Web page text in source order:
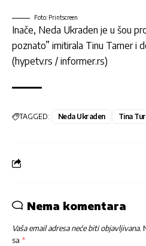
Foto: Printscreen
Inače, Neda Ukraden je u šou
poznato” imitirala Tinu Tarner i
(hypetv.rs / informer.rs)
TAGGED: Neda Ukraden Tina
Nema komentara
Vaša email adresa neće biti objavljivana.
sa *